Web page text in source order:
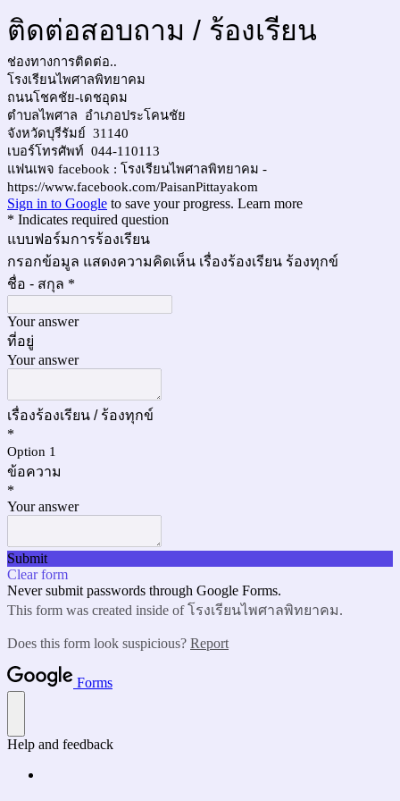
ติดต่อสอบถาม / ร้องเรียน
ช่องทางการติดต่อ..
โรงเรียนไพศาลพิทยาคม
ถนนโชคชัย-เดชอุดม
ตำบลไพศาล อำเภอประโคนชัย
จังหวัดบุรีรัมย์ 31140
เบอร์โทรศัพท์ 044-110113
แฟนเพจ facebook : โรงเรียนไพศาลพิทยาคม -
https://www.facebook.com/PaisanPittayakom
Sign in to Google to save your progress. Learn more
* Indicates required question
แบบฟอร์มการร้องเรียน
กรอกข้อมูล แสดงความคิดเห็น เรื่องร้องเรียน ร้องทุกข์
ชื่อ - สกุล *
Your answer
ที่อยู่
Your answer
เรื่องร้องเรียน / ร้องทุกข์
*
Option 1
ข้อความ
*
Your answer
Submit
Clear form
Never submit passwords through Google Forms.
This form was created inside of โรงเรียนไพศาลพิทยาคม.
Does this form look suspicious? Report
Forms
Help and feedback